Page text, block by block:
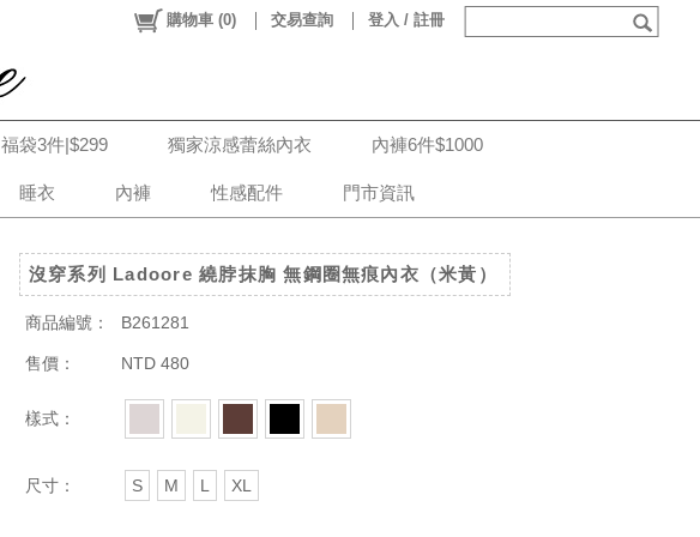
福袋3件|$299 獨家涼感蕾絲內衣 內褲6件$1000
睡衣 內褲 性感配件 門市資訊
購物車 (0) 交易查詢 登入 / 註冊
沒穿系列 Ladoore 繞脖抹胸 無鋼圈無痕內衣（米黃）
商品編號： B261281
售價： NTD 480
樣式：
尺寸： S M L XL